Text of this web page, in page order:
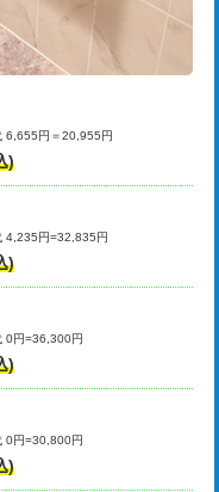
6,655円＝20,955円
)
4,235円=32,835円
)
0円=36,300円
)
0円=30,800円
)